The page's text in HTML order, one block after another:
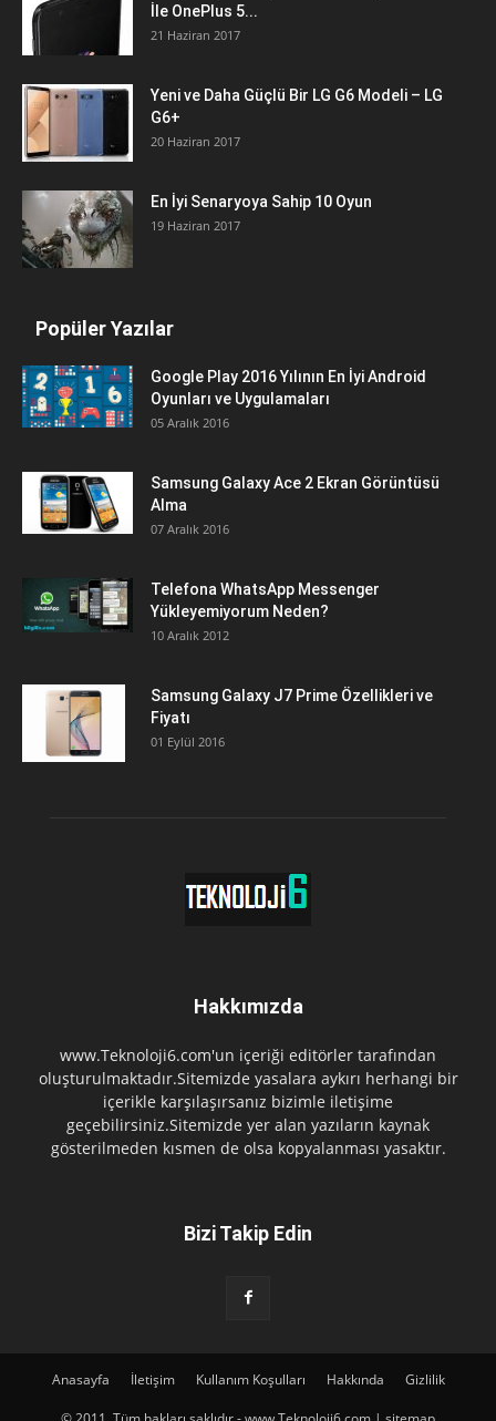
İle OnePlus 5...
21 Haziran 2017
Yeni ve Daha Güçlü Bir LG G6 Modeli – LG
G6+
20 Haziran 2017
En İyi Senaryoya Sahip 10 Oyun
19 Haziran 2017
Popüler Yazılar
Google Play 2016 Yılının En İyi Android
Oyunları ve Uygulamaları
05 Aralık 2016
Samsung Galaxy Ace 2 Ekran Görüntüsü
Alma
07 Aralık 2016
Telefona WhatsApp Messenger
Yükleyemiyorum Neden?
10 Aralık 2012
Samsung Galaxy J7 Prime Özellikleri ve
Fiyatı
01 Eylül 2016
Hakkımızda
www.Teknoloji6.com'un içeriği editörler tarafından
oluşturulmaktadır.Sitemizde yasalara aykırı herhangi bir
içerikle karşılaşırsanız bizimle iletişime
geçebilirsiniz.Sitemizde yer alan yazıların kaynak
gösterilmeden kısmen de olsa kopyalanması yasaktır.
Bizi Takip Edin
Anasayfa İletişim Kullanım Koşulları Hakkında Gizlilik